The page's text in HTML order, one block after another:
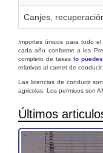
Canjes,
Importes únicos para todo
cada año conforme a los
completo de tasas lo
relativas al carnet de conducir.
Las licencias de conducir
agricolas. Los permisos son
Últimos